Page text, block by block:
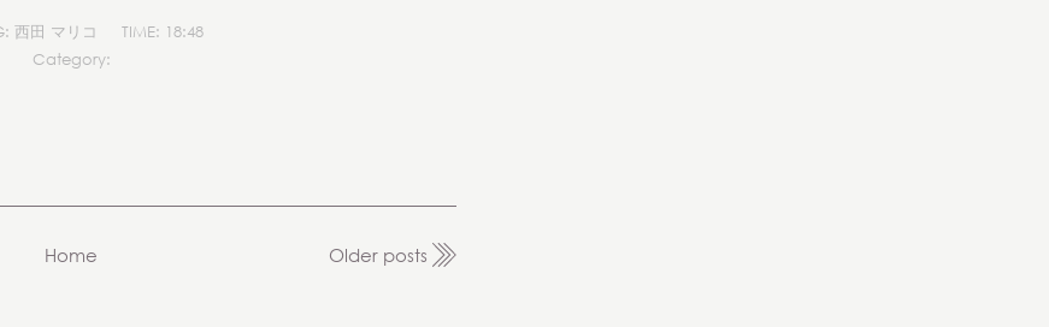
西田 マリコ
TIME: 18:48
Category:
Older posts
Home